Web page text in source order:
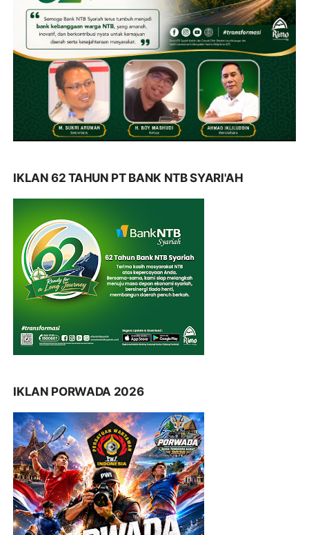
IKLAN 62 TAHUN PT BANK NTB SYARI'AH
IKLAN PORWADA 2026